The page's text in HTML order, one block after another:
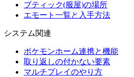
ブティック(服屋)の場所
エモート一覧と入手方法
システム関連
ポケモンホーム連携と機能
取り返しの付かない要素
マルチプレイのやり方